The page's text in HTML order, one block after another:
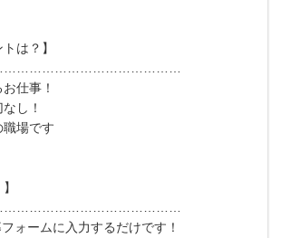
は？】
仕事！
し！
場です
ォームに入力するだけです！